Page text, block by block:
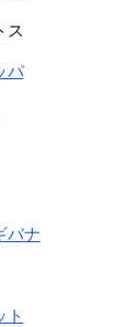
ス
パ
バナ
ト